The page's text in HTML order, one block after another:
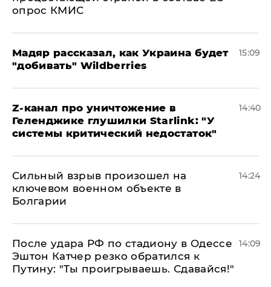
опрос КМИС
Мадяр рассказал, как Украина будет
"добивать" Wildberries
15:09
Z-канал про уничтожение в
Геленджике глушилки Starlink: "У
системы критический недостаток"
14:40
Сильный взрыв произошел на
ключевом военном объекте в
Болгарии
14:24
После удара РФ по стадиону в Одессе
Эштон Катчер резко обратился к
Путину: "Ты проигрываешь. Сдавайся!"
14:09